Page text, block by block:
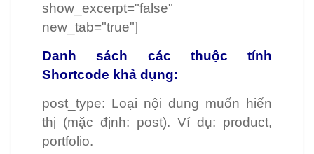
show_excerpt="false"
new_tab="true"]
Danh sách các thuộc tính
Shortcode khả dụng:
post_type: Loại nội dung muốn hiển
thị (mặc định: post). Ví dụ: product,
portfolio.